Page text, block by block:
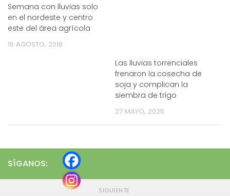
Semana con lluvias solo
en el nordeste y centro
este del área agrícola
16 AGOSTO, 2018
Las lluvias torrenciales
frenaron la cosecha de
soja y complican la
siembra de trigo
27 MAYO, 2025
SÍGANOS:
SIGUIENTE